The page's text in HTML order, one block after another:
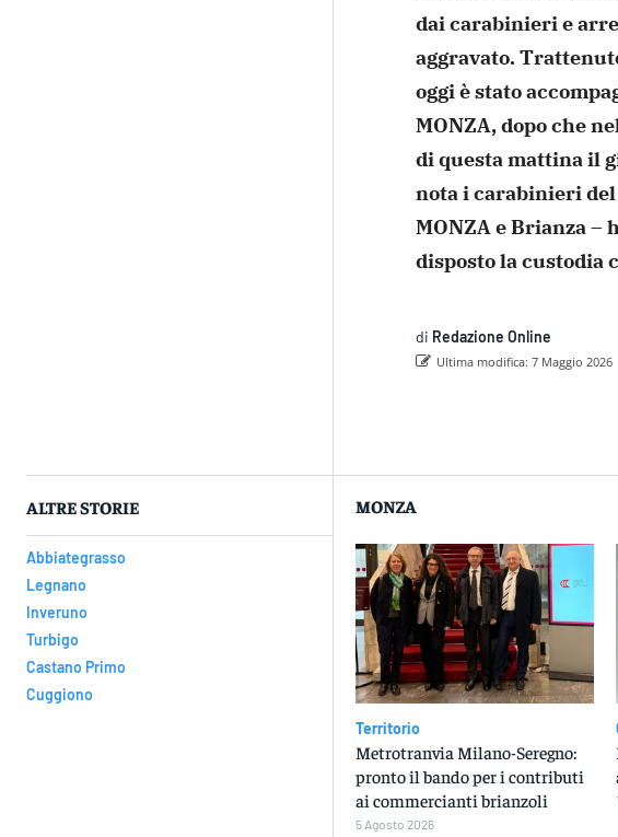
dai carabinieri e
aggravato.
oggi è stato
MONZA, dopo che
di questa mattina il
nota i carabinieri
MONZAe Brianza –
disposto la custodia
di Redazione Online
Ultima modifica: 7 Maggio 2026
ALTRE STORIE
Abbiategrasso
Legnano
Inveruno
Turbigo
Castano Primo
Cuggiono
MONZA
Territorio
Metrotranvia Milano-Seregno:
pronto il bando per i contributi
ai commercianti brianzoli
5 Agosto 2026